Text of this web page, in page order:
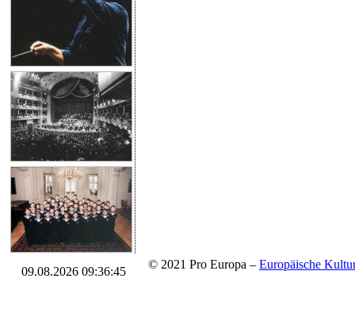
09.08.2026 09:36:45
© 2021 Pro Europa – Europäische